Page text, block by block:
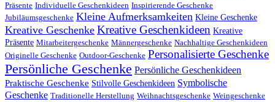
Präsente Individuelle Geschenkideen Inspirierende Geschenke
Jubiläumsgeschenke Kleine Aufmerksamkeiten Kleine Geschenke
Kreative Geschenke Kreative Geschenkideen Kreative
Präsente Mitarbeitergeschenke Männergeschenke Nachhaltige Geschenkideen
Originelle Geschenke Outdoor-Geschenke Personalisierte Geschenke
Persönliche Geschenke Persönliche Geschenkideen
Praktische Geschenke Stilvolle Geschenkideen Symbolische
Geschenke Traditionelle Herstellung Weihnachtsgeschenke Weingeschenke